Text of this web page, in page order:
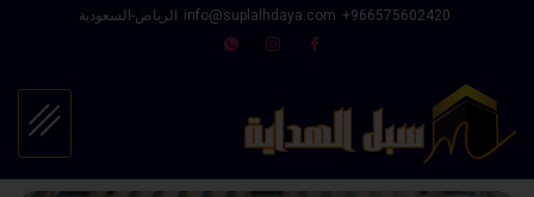
966575602420⁩+
info@suplalhdaya.com الرياض-السعودية